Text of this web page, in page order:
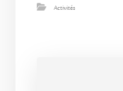
Activités